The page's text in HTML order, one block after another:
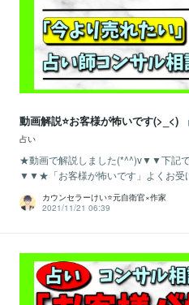
動画解説⭐️お客様が怖いです(>_<)
占い
★動画で解説しました(*^^)v▼▼下記
▼▼★「お客様が怖いです」よくお受
カウンセラーけい⭐️元自衛官×作家
2021/11/21 06:39